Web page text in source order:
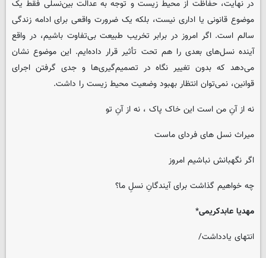
در نهایت، حفاظت از محیط زیست و توجه به عدالت بین‌نسلی فقط یک
موضوع قانونی یا اداری نیست، بلکه یک ضرورت واقعی برای ادامه زندگی
سالم است. اگر امروز در برابر تخریب طبیعت بی‌تفاوت باشیم، در واقع
آینده نسل‌های بعدی را هم تحت تأثیر قرار داده‌ایم. این موضوع نشان
می‌دهد که بدون تغییر نگاه در تصمیم‌گیری‌ها و جدی گرفتن اجرای
قوانین، نمی‌توان انتظار بهبود وضعیت محیط زیست را داشت.
نه از آنِ من است این خاک پاک ، نه از آنِ تو
میراث نسل های فردای ماست
اگر نگهبانش نباشیم امروز
چه خواهیم گذاشت برای آیندگانِ نسلِ ما؟
مهدیا عابدکریمی*
انتهای یادداشت/